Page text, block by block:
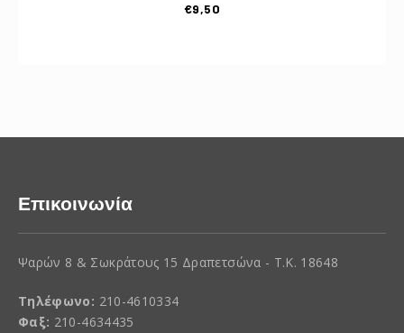
€9,50
Επικοινωνία
Ψαρών 8 & Σωκράτους 15 Δραπετσώνα - Τ.Κ. 18648
Τηλέφωνο: 210-4610334
Φαξ: 210-4634435